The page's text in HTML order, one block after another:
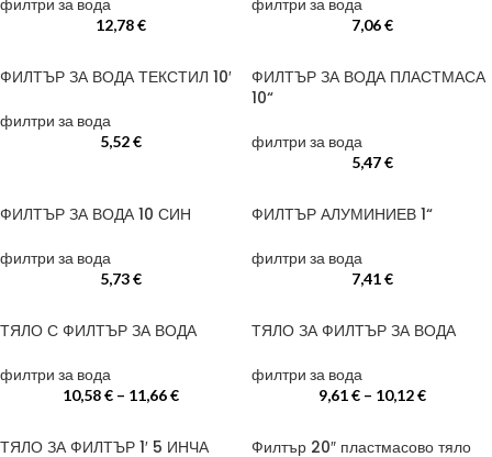
филтри за вода
12,78€
филтри за вода
7,06€
ФИЛТЪР ЗА ВОДА ТЕКСТИЛ 10′
филтри за вода
5,52€
ФИЛТЪР ЗА ВОДА ПЛАСТМАСА
10“
филтри за вода
5,47€
ФИЛТЪР ЗА ВОДА 10 СИН
филтри за вода
5,73€
ФИЛТЪР АЛУМИНИЕВ 1“
филтри за вода
7,41€
ТЯЛО С ФИЛТЪР ЗА ВОДА
филтри за вода
10,58€ – 11,66€
ТЯЛО ЗА ФИЛТЪР ЗА ВОДА
филтри за вода
9,61€ – 10,12€
ТЯЛО ЗА ФИЛТЪР 1′ 5 ИНЧА Филтър 20″ пластмасово тяло